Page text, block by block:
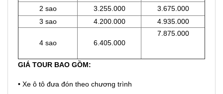
2 sao 3.255.000
3.675.000
3 sao
4.200.000 4.935.000
4 sao 6.405.000
7.875.000
GIÁ TOUR BAO GỒM:
• Xe ô tô đưa đón theo chương trình